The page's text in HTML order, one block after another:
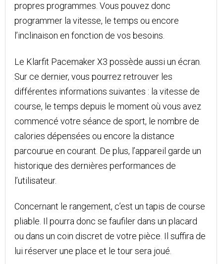
propres programmes. Vous pouvez donc
programmer la vitesse, le temps ou encore
l’inclinaison en fonction de vos besoins.
Le Klarfit Pacemaker X3 possède aussi un écran.
Sur ce dernier, vous pourrez retrouver les
différentes informations suivantes : la vitesse de
course, le temps depuis le moment où vous avez
commencé votre séance de sport, le nombre de
calories dépensées ou encore la distance
parcourue en courant. De plus, l’appareil garde un
historique des dernières performances de
l’utilisateur.
Concernant le rangement, c’est un tapis de course
pliable. Il pourra donc se faufiler dans un placard
ou dans un coin discret de votre pièce. Il suffira de
lui réserver une place et le tour sera joué.